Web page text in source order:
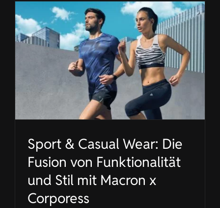
Sport & Casual Wear: Die
Fusion von Funktionalität
und Stil mit Macron x
Corporess